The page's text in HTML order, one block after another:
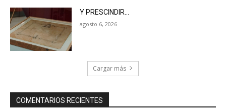
Y PRESCINDIR…
agosto 6, 2026
Cargar más
COMENTARIOS RECIENTES